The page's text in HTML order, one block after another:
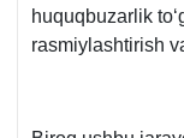
huquqbuzarlik
rasmiylashtirish